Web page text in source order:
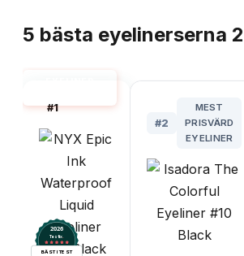
5 bästa eyelinerserna
#1
2026
Testix.
BÄST I TEST
#2
MEST
PRISVÄRD
EYELINER